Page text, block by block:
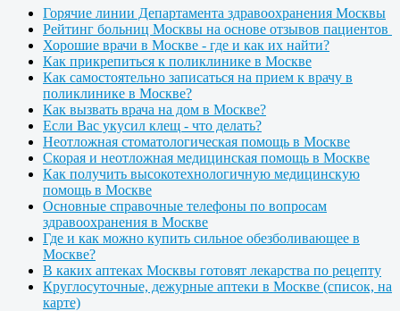
Горячие линии Департамента здравоохранения Москвы
Рейтинг больниц Москвы на основе отзывов пациентов
Хорошие врачи в Москве - где и как их найти?
Как прикрепиться к поликлинике в Москве
Как самостоятельно записаться на прием к врачу в
поликлинике в Москве?
Как вызвать врача на дом в Москве?
Если Вас укусил клещ - что делать?
Неотложная стоматологическая помощь в Москве
Скорая и неотложная медицинская помощь в Москве
Как получить высокотехнологичную медицинскую
помощь в Москве
Основные справочные телефоны по вопросам
здравоохранения в Москве
Где и как можно купить сильное обезболивающее в
Москве?
В каких аптеках Москвы готовят лекарства по рецепту
Круглосуточные, дежурные аптеки в Москве (список, на
карте)